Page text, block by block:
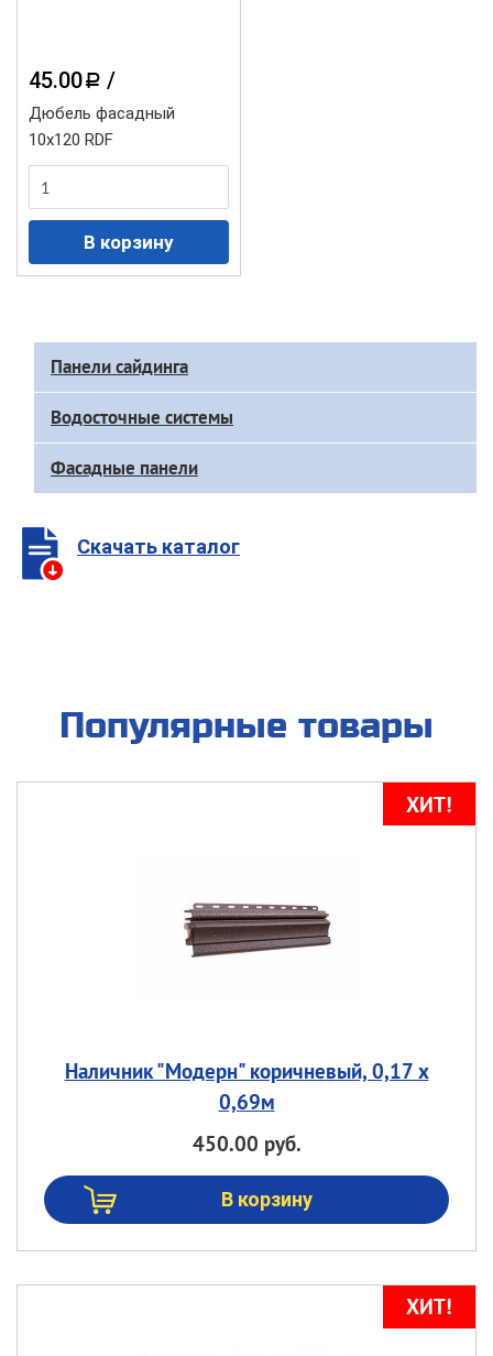
45.00 a /
Дюбель фасадный
10х120 RDF
Доп
меню
каталога
Панели сайдинга
Водосточные системы
Фасадные панели
Скачать каталог
Популярные товары
Наличник "Модерн" коричневый, 0,17 х
0,69м
450.00 руб.